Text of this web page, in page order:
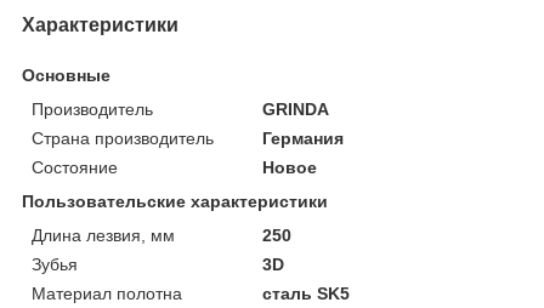
Характеристики
Основные
Производитель
GRINDA
Страна производитель
Германия
Состояние
Новое
Пользовательские характеристики
Длина лезвия, мм
250
Зубья
3D
Материал полотна
сталь SK5